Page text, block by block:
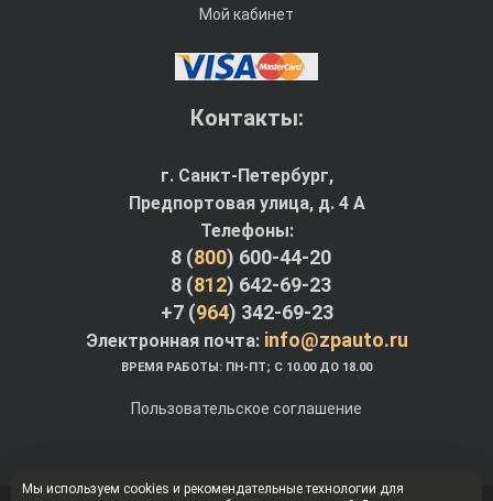
Мой кабинет
Контакты:
г. Санкт-Петербург,
Предпортовая улица, д. 4 A
Телефоны:
8 (800) 600-44-20
8 (812) 642-69-23
+7 (964) 342-69-23
Электронная почта: info@zpauto.ru
ВРЕМЯ РАБОТЫ: ПН-ПТ; С 10.00 ДО 18.00
Пользовательское соглашение
Мы используем cookies и рекомендательные технологии для